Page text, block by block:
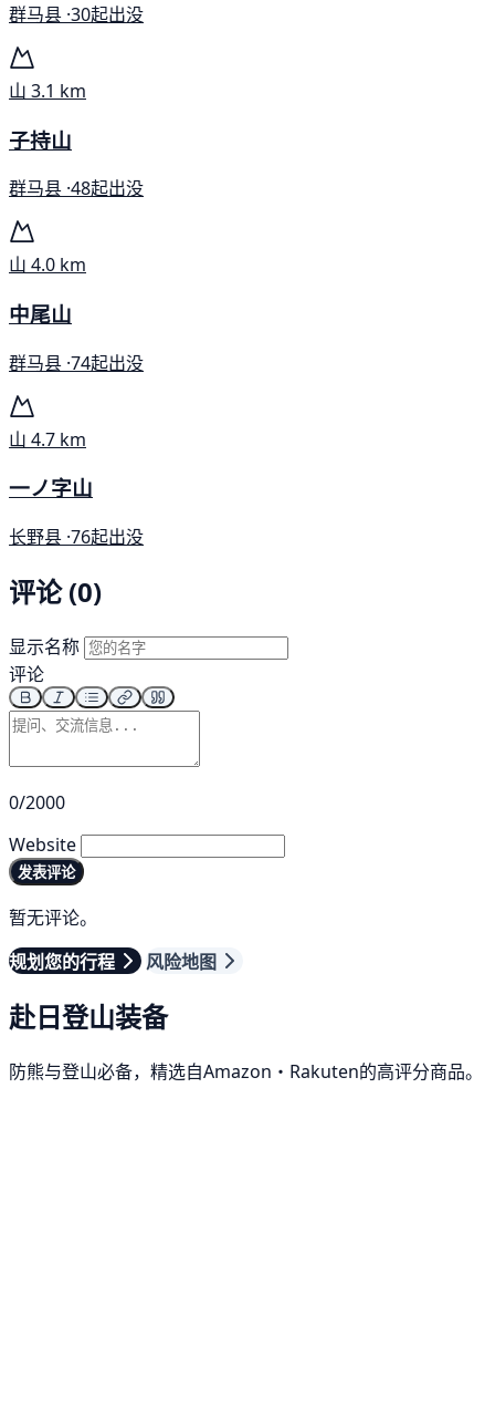
群马县 ·30起出没
山 3.1 km
子持山
群马县 ·48起出没
山 4.0 km
中尾山
群马县 ·74起出没
山 4.7 km
一ノ字山
长野县 ·76起出没
评论 (0)
显示名称
评论
0/2000
Website
发表评论
暂无评论。
规划您的行程
风险地图
赴日登山装备
防熊与登山必备，精选自Amazon・Rakuten的高评分商品。